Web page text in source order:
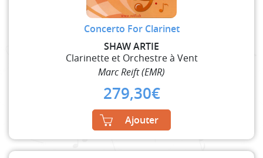
Concerto For Clarinet
SHAW ARTIE
Clarinette et Orchestre à Vent
Marc Reift (EMR)
279,30€
Ajouter